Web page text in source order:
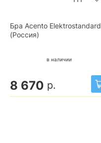
Бра Acento Elektrostandard
(Россия)
в наличии
8 670 р.